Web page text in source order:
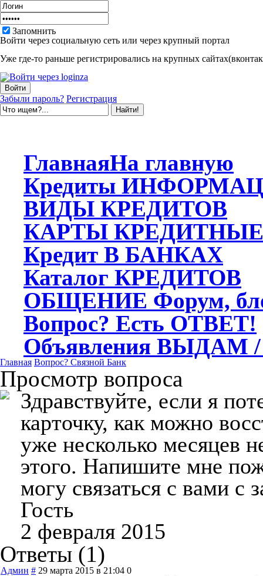
Запомнить
Войти через социальную сеть или через крупный портал
Уже где-то раньше регистрировались на крупных
Забыли пароль? Регистрация
ГлавнаяНа главную
Кредиты
ВИДЫ КРЕДИТОВ
КАРТЫ КРЕДИТНЫЕ
Кредит В БАНКАХ
Каталог КРЕДИТОВ
ОБЩЕНИЕ Форум,
Вопрос? Есть ОТВЕТ!
Объявления ВЫДАМ
Главная Вопрос? Связной Банк
Просмотр вопроса
Здравствуйте, если я
карточку, как можно
уже несколько месяцев
этого. Напишите мне
могу связаться с вами с
Гость
2 февраля 2015
Ответы (1)
Админ # 29 марта 2015 в 21:04 0